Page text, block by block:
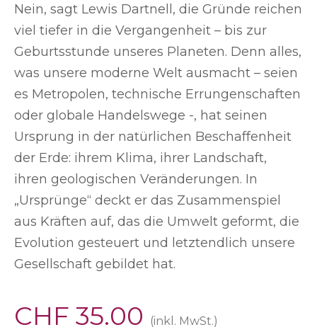
Nein, sagt Lewis Dartnell, die Gründe reichen
viel tiefer in die Vergangenheit – bis zur
Geburtsstunde unseres Planeten. Denn alles,
was unsere moderne Welt ausmacht – seien
es Metropolen, technische Errungenschaften
oder globale Handelswege -, hat seinen
Ursprung in der natürlichen Beschaffenheit
der Erde: ihrem Klima, ihrer Landschaft,
ihren geologischen Veränderungen. In
„Ursprünge“ deckt er das Zusammenspiel
aus Kräften auf, das die Umwelt geformt, die
Evolution gesteuert und letztendlich unsere
Gesellschaft gebildet hat.
CHF 35.00 (inkl. MwSt.)